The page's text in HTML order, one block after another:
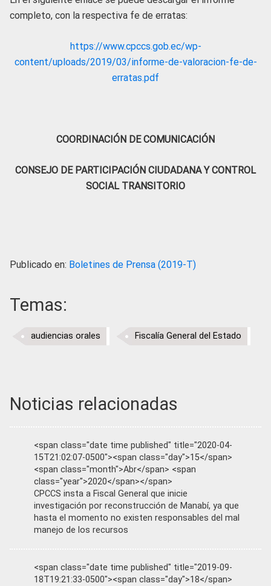
completo, con la respectiva fe de erratas:
https://www.cpccs.gob.ec/wp-
content/uploads/2019/03/informe-de-valoracion-fe-de-
erratas.pdf
COORDINACIÓN DE COMUNICACIÓN
CONSEJO DE PARTICIPACIÓN CIUDADANA Y CONTROL
SOCIAL TRANSITORIO
Publicado en: Boletines de Prensa (2019-T)
Temas:
audiencias orales Fiscalía General del Estado
Noticias relacionadas
<span class="date time published" title="2020-04-
15T21:02:07-0500"><span class="day">15</span>
<span class="month">Abr</span> <span
class="year">2020</span></span>
CPCCS insta a Fiscal General que inicie
investigación por reconstrucción de Manabí, ya que
hasta el momento no existen responsables del mal
manejo de los recursos
<span class="date time published" title="2019-09-
18T19:21:33-0500"><span class="day">18</span>